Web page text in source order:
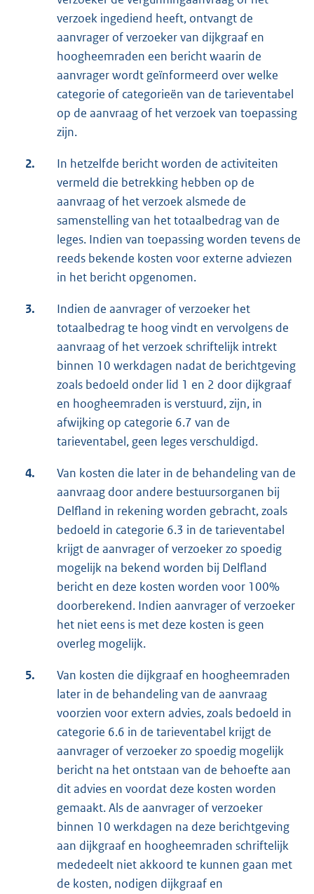
verzoek ingediend heeft, ontvangt de
aanvrager of verzoeker van dijkgraaf en
hoogheemraden een bericht waarin de
aanvrager wordt geïnformeerd over welke
categorie of categorieën van de tarieventabel
op de aanvraag of het verzoek van toepassing
zijn.
2.
In hetzelfde bericht worden de activiteiten
vermeld die betrekking hebben op de
aanvraag of het verzoek alsmede de
samenstelling van het totaalbedrag van de
leges. Indien van toepassing worden tevens de
reeds bekende kosten voor externe adviezen
in het bericht opgenomen.
3.
Indien de aanvrager of verzoeker het
totaalbedrag te hoog vindt en vervolgens de
aanvraag of het verzoek schriftelijk intrekt
binnen 10 werkdagen nadat de berichtgeving
zoals bedoeld onder lid 1 en 2 door dijkgraaf
en hoogheemraden is verstuurd, zijn, in
afwijking op categorie 6.7 van de
tarieventabel, geen leges verschuldigd.
4.
Van kosten die later in de behandeling van de
aanvraag door andere bestuursorganen bij
Delfland in rekening worden gebracht, zoals
bedoeld in categorie 6.3 in de tarieventabel
krijgt de aanvrager of verzoeker zo spoedig
mogelijk na bekend worden bij Delfland
bericht en deze kosten worden voor 100%
doorberekend. Indien aanvrager of verzoeker
het niet eens is met deze kosten is geen
overleg mogelijk.
5.
Van kosten die dijkgraaf en hoogheemraden
later in de behandeling van de aanvraag
voorzien voor extern advies, zoals bedoeld in
categorie 6.6 in de tarieventabel krijgt de
aanvrager of verzoeker zo spoedig mogelijk
bericht na het ontstaan van de behoefte aan
dit advies en voordat deze kosten worden
gemaakt. Als de aanvrager of verzoeker
binnen 10 werkdagen na deze berichtgeving
aan dijkgraaf en hoogheemraden schriftelijk
mededeelt niet akkoord te kunnen gaan met
de kosten, nodigen dijkgraaf en